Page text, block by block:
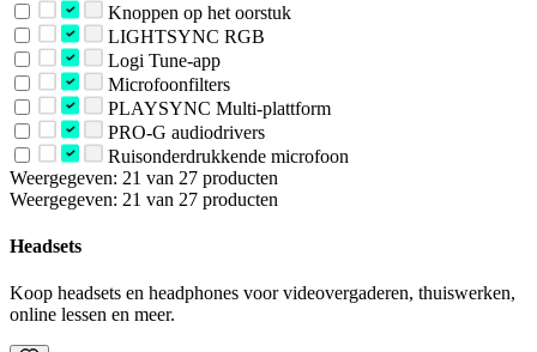
Knoppen op het oorstuk
LIGHTSYNC RGB
Logi Tune-app
Microfoonfilters
PLAYSYNC Multi-plattform
PRO-G audiodrivers
Ruisonderdrukkende microfoon
Weergegeven: 21 van 27 producten
Weergegeven: 21 van 27 producten
Headsets
Koop headsets en headphones voor videovergaderen, thuiswerken,
online lessen en meer.